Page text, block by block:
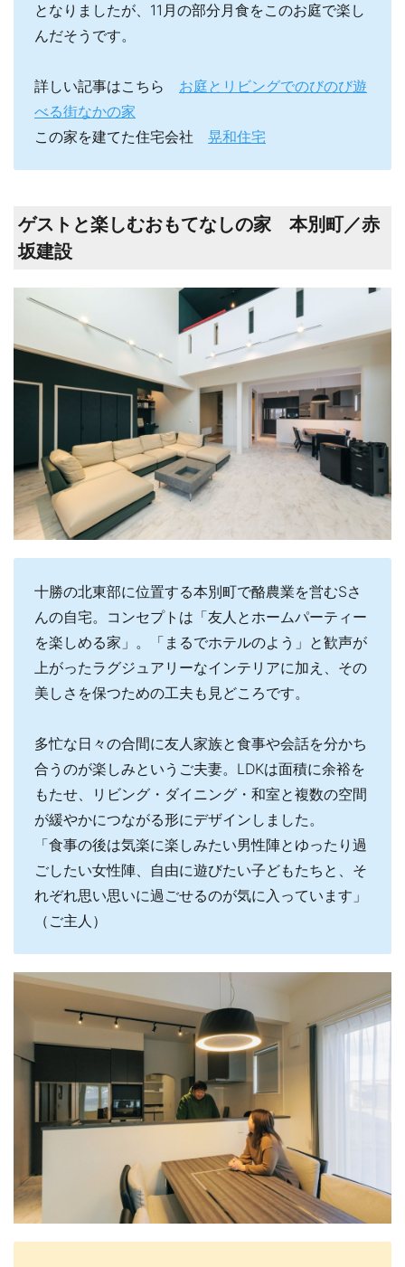
となりましたが、11月の部分月食をこのお庭で楽し
んだそうです。
詳しい記事はこちら お庭とリビングでのびのび遊
べる街なかの家
この家を建てた住宅会社 晃和住宅
ゲストと楽しむおもてなしの家 本別町／赤
坂建設
十勝の北東部に位置する本別町で酪農業を営むSさ
んの自宅。コンセプトは「友人とホームパーティー
を楽しめる家」。「まるでホテルのよう」と歓声が
上がったラグジュアリーなインテリアに加え、その
美しさを保つための工夫も見どころです。
多忙な日々の合間に友人家族と食事や会話を分かち
合うのが楽しみというご夫妻。LDKは面積に余裕を
もたせ、リビング・ダイニング・和室と複数の空間
が緩やかにつながる形にデザインしました。
「食事の後は気楽に楽しみたい男性陣とゆったり過
ごしたい女性陣、自由に遊びたい子どもたちと、そ
れぞれ思い思いに過ごせるのが気に入っています」
（ご主人）